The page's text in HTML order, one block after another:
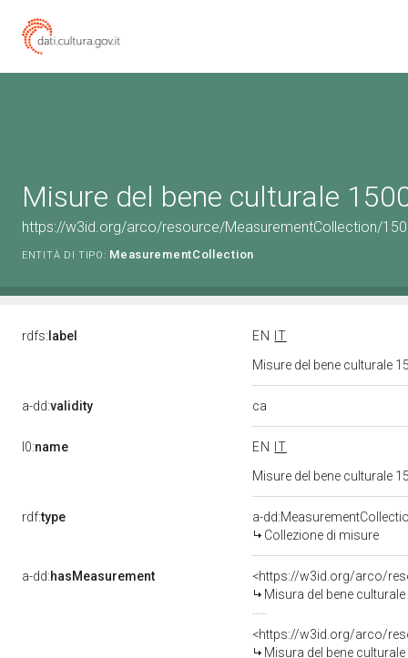
Misure del bene culturale
https://w3id.org/arco/resource/MeasurementCollection/
ENTITÀ DI TIPO: MeasurementCollection
rdfs: label EN
IT
Misure del bene culturale
a-dd:validity ca
l0:name EN
IT
Misure del bene culturale
rdf:type
a-
Collezione di misure
a-dd:hasMeasurement
<https://w3id.org/arco/
Misura del bene
<https://w3id.org/arco/
Misura del bene